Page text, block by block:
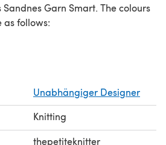
Garn Smart. The colours
follows:
(17, 17, 19) meters
three sizes: small, medium and
7" / 18 cm x Hand Length 6"
Unabhängiger Designer
Knitting
thepetiteknitter